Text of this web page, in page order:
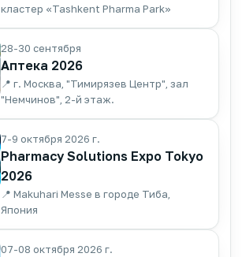
кластер «Tashkent Pharma Park»
28-30 сентября
Аптека 2026
📍 г. Москва, "Тимирязев Центр", зал
"Немчинов", 2-й этаж.
7-9 октября 2026 г.
Pharmacy Solutions Expo Tokyo
2026
📍 Makuhari Messe в городе Тиба,
Япония
07-08 октября 2026 г.